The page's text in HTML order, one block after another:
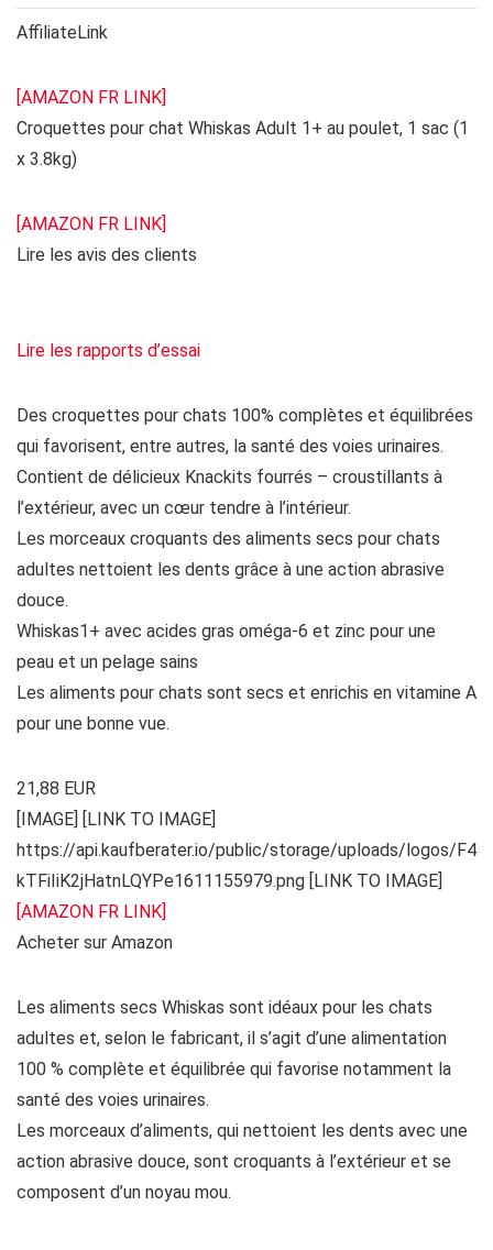
AffiliateLink
[AMAZON FR LINK]
Croquettes pour chat Whiskas Adult 1+ au poulet, 1 sac (1
x 3.8kg)
[AMAZON FR LINK]
Lire les avis des clients
Lire les rapports d’essai
Des croquettes pour chats 100% complètes et équilibrées
qui favorisent, entre autres, la santé des voies urinaires.
Contient de délicieux Knackits fourrés – croustillants à
l’extérieur, avec un cœur tendre à l’intérieur.
Les morceaux croquants des aliments secs pour chats
adultes nettoient les dents grâce à une action abrasive
douce.
Whiskas1+ avec acides gras oméga-6 et zinc pour une
peau et un pelage sains
Les aliments pour chats sont secs et enrichis en vitamine A
pour une bonne vue.
21,88 EUR
[IMAGE] [LINK TO IMAGE]
https://api.kaufberater.io/public/storage/uploads/logos/F4
kTFiIiK2jHatnLQYPe1611155979.png [LINK TO IMAGE]
[AMAZON FR LINK]
Acheter sur Amazon
Les aliments secs Whiskas sont idéaux pour les chats
adultes et, selon le fabricant, il s’agit d’une alimentation
100 % complète et équilibrée qui favorise notamment la
santé des voies urinaires.
Les morceaux d’aliments, qui nettoient les dents avec une
action abrasive douce, sont croquants à l’extérieur et se
composent d’un noyau mou.